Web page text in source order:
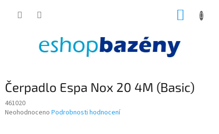
Čerpadlo Espa Nox 20 4M (Basic)
461020
Průměrné
Neohodnoceno Podrobnosti hodnocení